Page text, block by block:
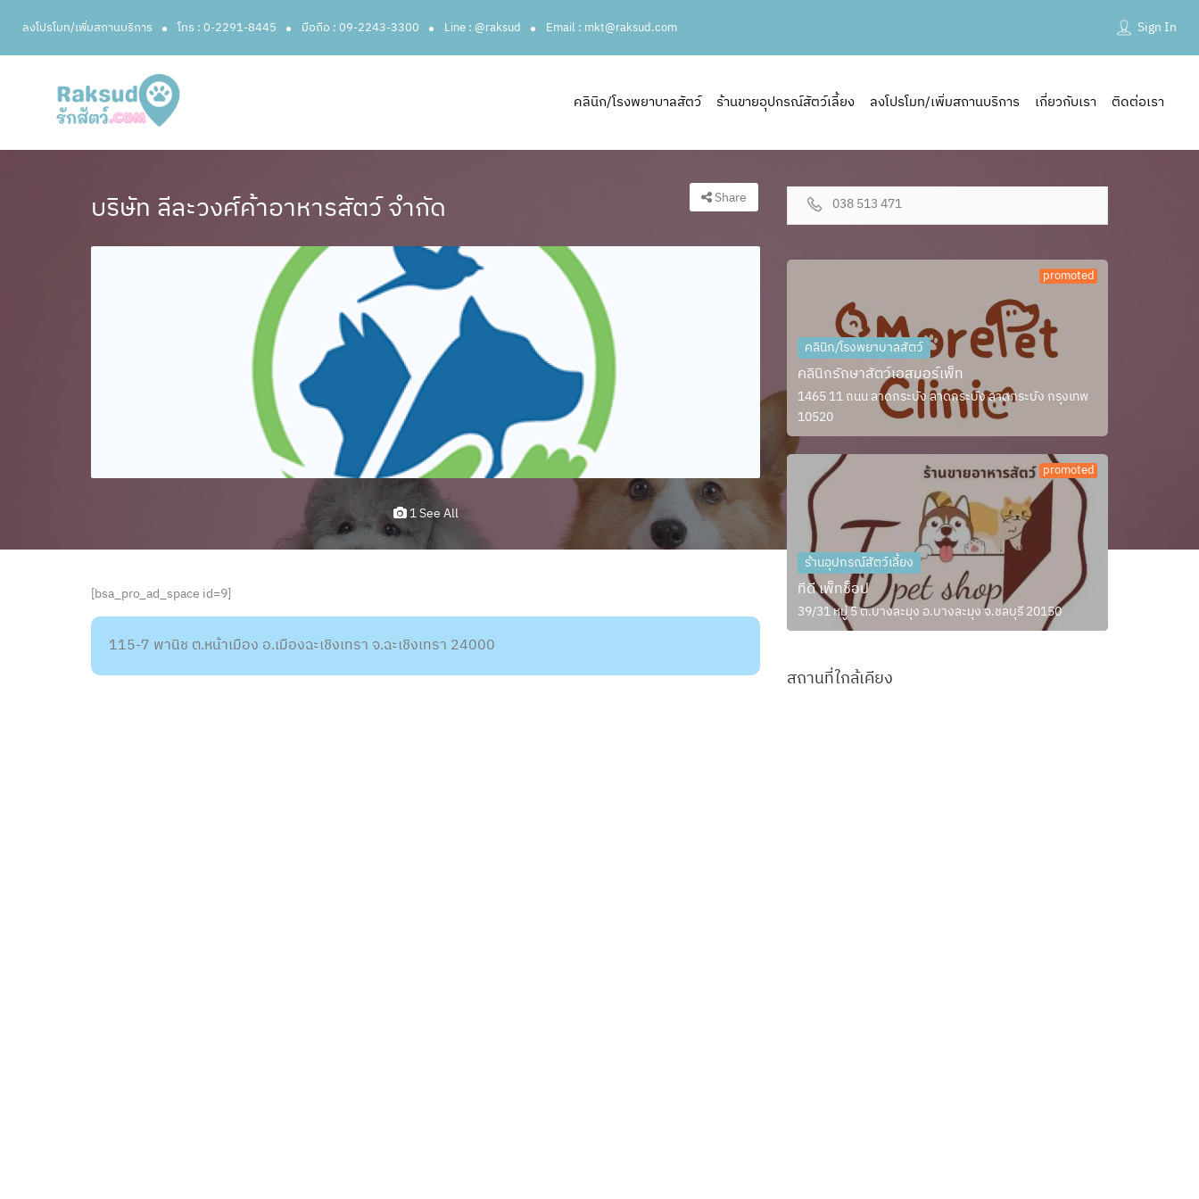
ลงโปรโมท/เพิ่มสถานบริการ โทร : 0-2291-8445 มือถือ : 09-2243-3300 Line : @raksud Email : mkt@raksud.com Sign In
คลินิก/โรงพยาบาลสัตว์ ร้านขายอุปกรณ์สัตว์เลี้ยง ลงโปรโมท/เพิ่มสถานบริการ เกี่ยวกับเรา ติดต่อเรา
บริษัท ลีละวงศ์ค้าอาหารสัตว์ จำกัด Share
1 See All
[bsa_pro_ad_space id=9]
115-7 พานิช ต.หน้าเมือง อ.เมืองฉะเชิงเทรา จ.ฉะเชิงเทรา 24000
038 513 471
promoted
คลินิก/โรงพยาบาลสัตว์
คลินิกรักษาสัตว์เอสมอร์เพ็ท
1465 11 ถนน ลาดกระบัง ลาดกระบัง ลาดกระบัง กรุงเทพ
10520
promoted
ร้านอุปกรณ์สัตว์เลี้ยง
ทีดี เพ็ทช็อป
39/31 หมู่ 5 ต.บางละมุง อ.บางละมุง จ.ชลบุรี 20150
สถานที่ใกล้เคียง